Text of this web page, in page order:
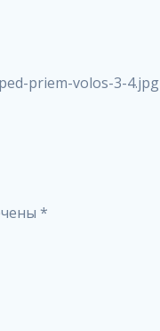
priem-volos-3-4.jpg
*